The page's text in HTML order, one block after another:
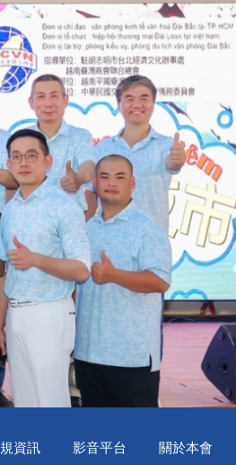
資訊 影音平台 關於本會